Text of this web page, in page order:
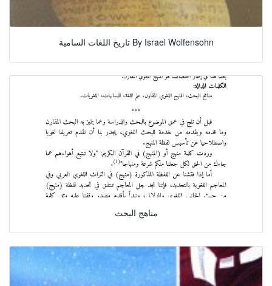
تاريخ اللغات السامية By Israel Wolfensohn
مناهج البحث